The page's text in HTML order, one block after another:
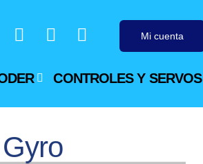
Mi cuenta
CONTROLES Y SERVOS